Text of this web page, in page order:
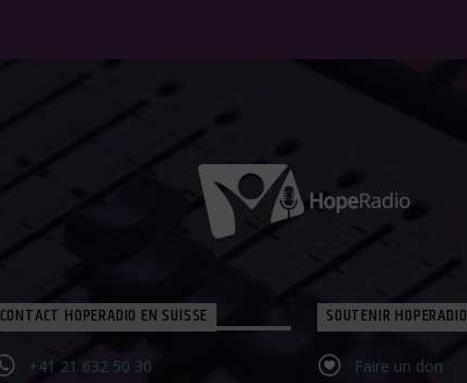
CONTACT HOPERADIO EN SUISSE
+41 21 632 50 30‬
SOUTENIR HOPERADIO
Faire un don